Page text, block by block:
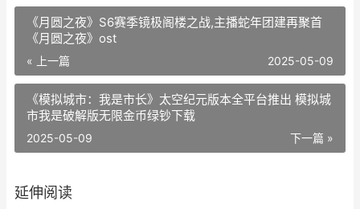
《月圆之夜》S6赛季镜极阁楼之战,主播蛇年团建再聚首
《月圆之夜》ost
« 上一篇 2025-05-09
《模拟城市：我是市长》太空纪元版本全平台推出 模拟城
市我是破解版无限金币绿钞下载
下一篇 »
2025-05-09
延伸阅读